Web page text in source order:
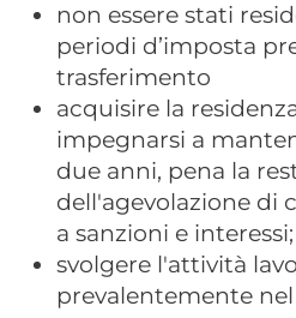
non essere stati
periodi d’imposta
trasferimento
acquisire la
impegnarsi a
due anni, pena la
dell'agevolazione di
a sanzioni e interessi;
svolgere l'attività
prevalentemente